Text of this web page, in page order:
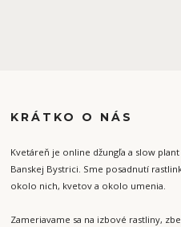
KRÁTKO O NÁS
Kvetáreň je online džungľa a slow
Banskej Bystrici. Sme posadnutí
okolo nich, kvetov a okolo umenia.
Zameriavame sa na izbové rastliny,